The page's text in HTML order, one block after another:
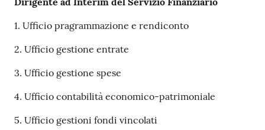
1. Ufficio pragrammazione e rendiconto
2. Ufficio gestione entrate
3. Ufficio gestione spese
4. Ufficio contabilità economico-patrimoniale
5. Ufficio gestioni fondi vincolati